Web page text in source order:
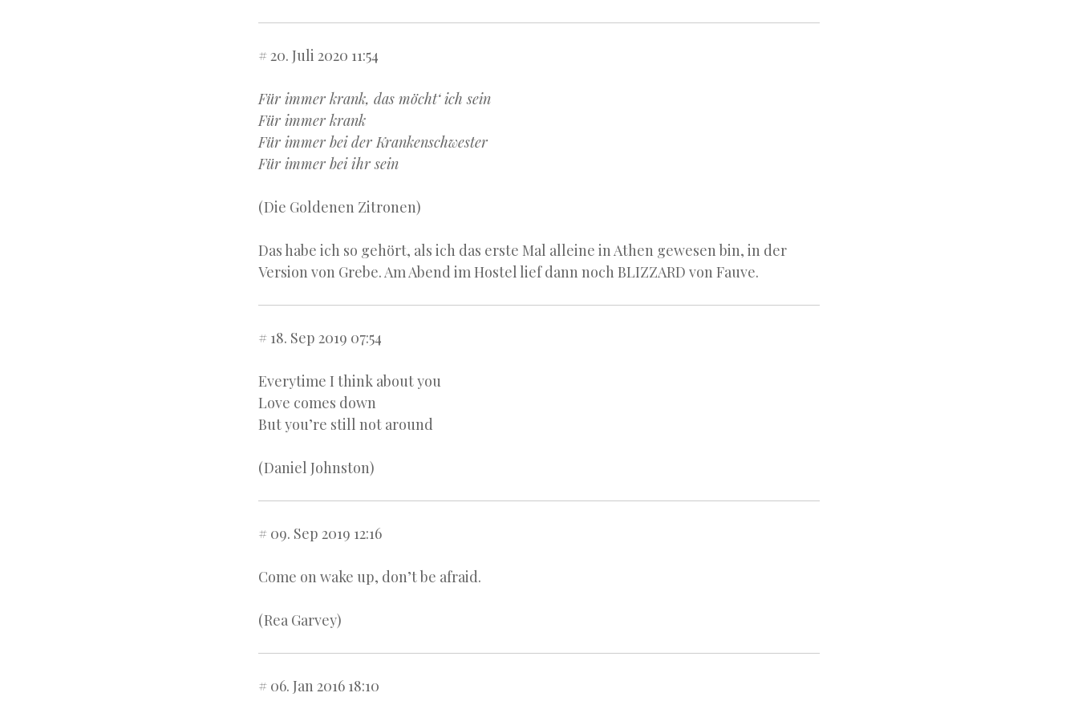
# 20. Juli 2020 11:54
Für immer krank, das möcht‘ ich sein
Für immer krank
Für immer bei der Krankenschwester
Für immer bei ihr sein
(Die Goldenen Zitronen)
Das habe ich so gehört, als ich das erste Mal alleine in Athen gewesen bin, in der
Version von Grebe. Am Abend im Hostel lief dann noch BLIZZARD von Fauve.
# 18. Sep 2019 07:54
Everytime I think about you
Love comes down
But you’re still not around
(Daniel Johnston)
# 09. Sep 2019 12:16
Come on wake up, don’t be afraid.
(Rea Garvey)
# 06. Jan 2016 18:10